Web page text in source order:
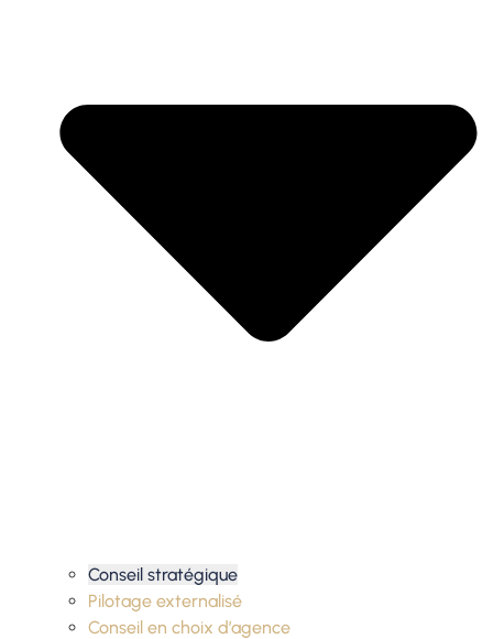
Conseil stratégique
Pilotage externalisé
Conseil en choix d’agence